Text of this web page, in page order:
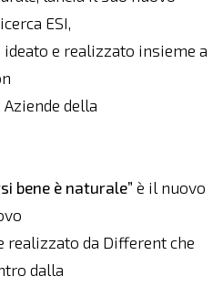
ESI,
e realizzato insieme a
della
bene è naturale” è il nuovo
realizzato da Different che
dalla